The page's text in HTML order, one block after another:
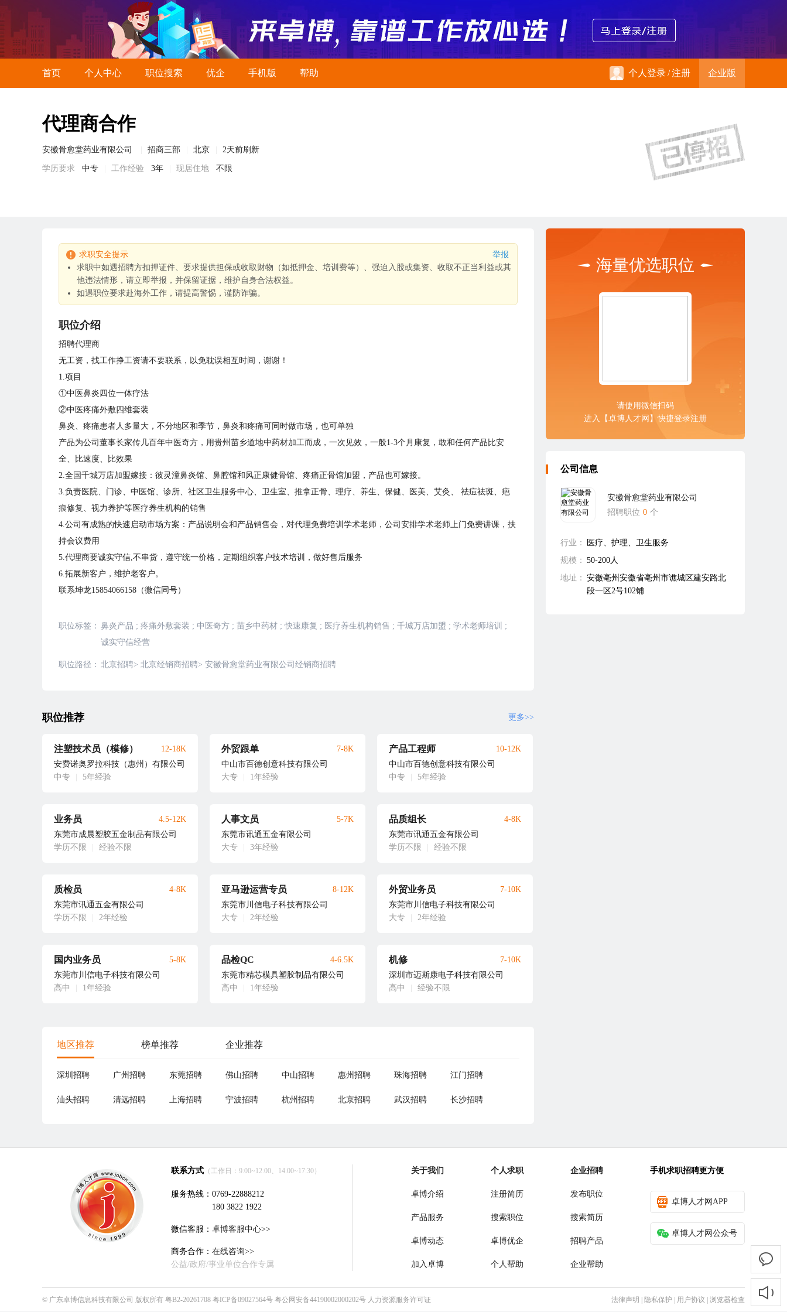
首页 个人中心 职位搜索 优企 手机版 帮助 个人登录/注册 企业版
代理商合作
安徽骨愈堂药业有限公司 招商三部 北京 2天前刷新
学历要求 中专 工作经验 3年 现居住地 不限
求职安全提示
举报
求职中如遇招聘方扣押证件、要求提供担保或收取财物（如抵押金、培训费等）、强迫入股或集资、收取不正当利益或其
他违法情形，请立即举报，并保留证据，维护自身合法权益。
如遇职位要求赴海外工作，请提高警惕，谨防诈骗。
职位介绍
招聘代理商
无工资，找工作挣工资请不要联系，以免耽误相互时间，谢谢！
1.项目
①中医鼻炎四位一体疗法
②中医疼痛外敷四维套装
鼻炎、疼痛患者人多量大，不分地区和季节，鼻炎和疼痛可同时做市场，也可单独
产品为公司董事长家传几百年中医奇方，用贵州苗乡道地中药材加工而成，一次见效，一般1-3个月康复，敢和任何产品比安
全、比速度、比效果
2.全国千城万店加盟嫁接：彼灵潼鼻炎馆、鼻腔馆和风正康健骨馆、疼痛正骨馆加盟，产品也可嫁接。
3.负责医院、门诊、中医馆、诊所、社区卫生服务中心、卫生室、推拿正骨、理疗、养生、保健、医美、艾灸、 祛痘祛斑、疤
痕修复、视力养护等医疗养生机构的销售
4.公司有成熟的快速启动市场方案：产品说明会和产品销售会，对代理免费培训学术老师，公司安排学术老师上门免费讲课，扶
持会议费用
5.代理商要诚实守信,不串货，遵守统一价格，定期组织客户技术培训，做好售后服务
6.拓展新客户，维护老客户。
联系坤龙15854066158（微信同号）
职位标签： 鼻炎产品 ; 疼痛外敷套装 ; 中医奇方 ; 苗乡中药材 ; 快速康复 ; 医疗养生机构销售 ; 千城万店加盟 ; 学术老师培训 ;
诚实守信经营
职位路径： 北京招聘> 北京经销商招聘> 安徽骨愈堂药业有限公司经销商招聘
职位推荐 更多>>
注塑技术员（模修）
安费诺奥罗拉科技（惠州）有限公司
中专
5年经验
12-18K 外贸跟单
中山市百德创意科技有限公司
大专
1年经验
7-8K 产品工程师
中山市百德创意科技有限公司
中专
5年经验
10-12K
业务员
东莞市成晨塑胶五金制品有限公司
学历不限
经验不限
4.5-12K 人事文员
东莞市讯通五金有限公司
大专
3年经验
5-7K 品质组长
东莞市讯通五金有限公司
学历不限
经验不限
4-8K
质检员
东莞市讯通五金有限公司
学历不限
2年经验
4-8K 亚马逊运营专员
东莞市川信电子科技有限公司
大专
2年经验
8-12K 外贸业务员
东莞市川信电子科技有限公司
大专
2年经验
7-10K
国内业务员
东莞市川信电子科技有限公司
高中
1年经验
5-8K 品检QC
东莞市精芯模具塑胶制品有限公司
高中
1年经验
4-6.5K 机修
深圳市迈斯康电子科技有限公司
高中
经验不限
7-10K
地区推荐 榜单推荐 企业推荐
深圳招聘 广州招聘 东莞招聘 佛山招聘 中山招聘 惠州招聘 珠海招聘 江门招聘
汕头招聘 清远招聘 上海招聘 宁波招聘 杭州招聘 北京招聘 武汉招聘 长沙招聘
海量优选职位
请使用微信扫码
进入【卓博人才网】快捷登录注册
公司信息
安徽骨愈堂药业有限公司
招聘职位 0 个
行业：
医疗、护理、卫生服务
规模： 50-200人
地址： 安徽亳州安徽省亳州市谯城区建安路北
段一区2号102铺
联系方式 （工作日：9:00~12:00、14:00~17:30）
服务热线：0769-22888212
180 3822 1922
微信客服： 卓博客服中心>>
商务合作： 在线咨询>>
公益/政府/事业单位合作专属
关于我们
卓博介绍
产品服务
卓博动态
加入卓博
个人求职
注册简历
搜索职位
卓博优企
个人帮助
企业招聘
发布职位
搜索简历
招聘产品
企业帮助
手机求职招聘更方便
卓博人才网APP
卓博人才网公众号
© 广东卓博信息科技有限公司 版权所有 粤B2-20261708 粤ICP备09027564号 粤公网安备44190002000202号 人力资源服务许可证 法律声明 隐私保护 用户协议 浏览器检查